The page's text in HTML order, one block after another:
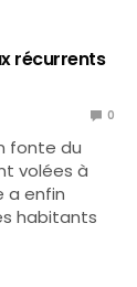
récurrents
0
fonte du
volées à
a enfin
habitants